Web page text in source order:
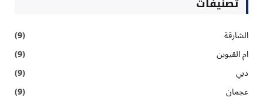
الشارقة
(9)
ام القيوين
(9)
دبي
(9)
عجمان
(9)